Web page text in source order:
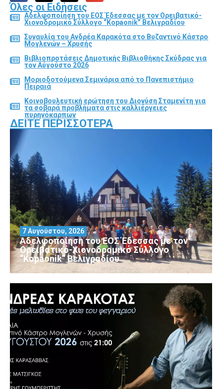
Όλες οι Ειδήσεις
Αδελφοποίηση του ΕΟΣ Έδεσσας με τον Ορειβατικό-
Χιονοδρομικό Σύλλογο “Kopaonik” Βελιγραδίου
Συναυλία του Ανδρέα Καρακότα στο Βυζαντινό Κάστρο
Μογλενών – Χρυσής
Βιβλιοπροτάσεις Δημοτικής Βιβλιοθήκης Σκύδρας για
τον Αύγούστο 2026
Μοριοδοτούμενα Σεμινάρια από το Πανεπιστήμιο
Πειραιά
Κοινοβουλευτική ερώτηση του Διονύση Σταμενίτη για
τα σοβαρά προβλήματα στις καλλιέργειες
πυρηνόκαρπων
ΔΕΊΤΕ ΠΕΡΙΣΣΌΤΕΡΑ
Αδελφοποίηση του ΕΟΣ Έδεσσας με τον
Ορειβατικό-Χιονοδρομικό Σύλλογο
“Kopaonik” Βελιγραδίου
7 Αυγούστου, 2026